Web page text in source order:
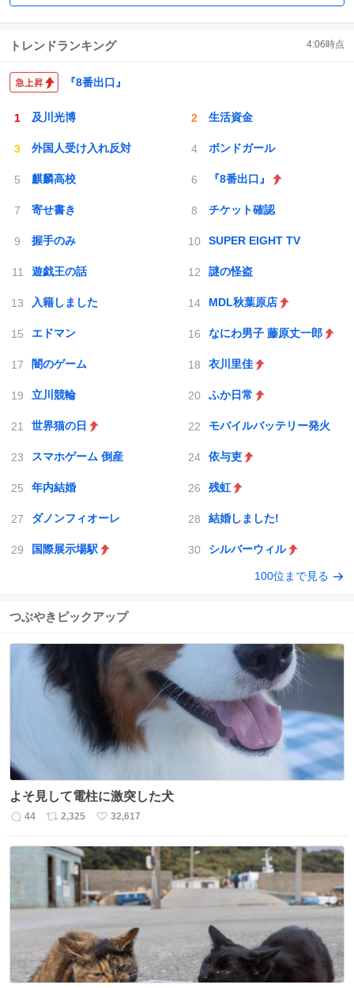
トレンドランキング 4:06時点
『8番出口』
及川光博 生活資金
外国人受け入れ反対 ボンドガール
麒麟高校 『8番出口』
寄せ書き チケット確認
握手のみ SUPER EIGHT TV
遊戯王の話 謎の怪盗
入籍しました MDL秋葉原店
エドマン なにわ男子 藤原丈一郎
闇のゲーム 衣川里佳
立川競輪 ふか日常
世界猫の日 モバイルバッテリー発火
スマホゲーム 倒産 依与吏
年内結婚 残虹
ダノンフィオーレ 結婚しました!
国際展示場駅 シルバーウィル
100位まで見る
つぶやきピックアップ
よそ見して電柱に激突した犬
返
数
44
リ
ス
ト
数
2,325
い
ね
数
32,617